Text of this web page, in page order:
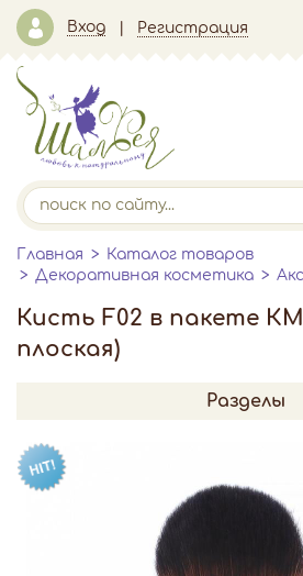
Вход Регистрация
Главная
Каталог товаров
Декоративная косметика
Кисть F02 в пакете
плоская)
Разделы